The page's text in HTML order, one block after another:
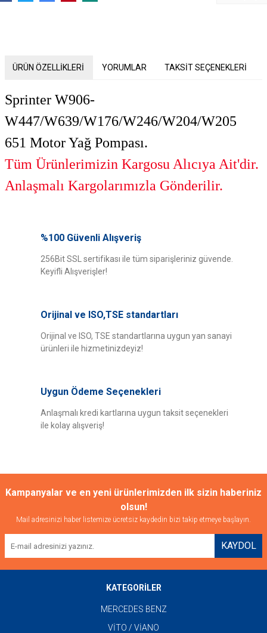
ÜRÜN ÖZELLİKLERİ YORUMLAR TAKSİT SEÇENEKLERİ
Sprinter W906-
W447/W639/W176/W246/W204/W205
651 Motor Yağ Pompası.
Tüm Ürünlerimizin Kargosu Alıcıya Ait'dir.
Anlaşmalı Kargolarımızla Gönderilir.
Bu ürüne ilk yorumu siz yapın!
yetersiz gördüğünüz noktaları öneri formunu kullanarak tarafımıza
iletebilirsiniz.
Görüş ve önerileriniz için teşekkür ederiz.
Ürün bilgilerinde hatalar bulunuyor.
Ürün fiyatı diğer sitelerden daha pahalı.
Bu ürüne benzer farklı alternatifler olmalı.
%100 Güvenli Alışveriş
256Bit SSL sertifikası ile tüm siparişleriniz güvende.
Keyifli Alışverişler!
Orijinal ve ISO,TSE standartları
Orijinal ve ISO, TSE standartlarına uygun yan sanayi
ürünleri ile hizmetinizdeyiz!
Uygun Ödeme Seçenekleri
Anlaşmalı kredi kartlarına uygun taksit seçenekleri
ile kolay alışveriş!
Kampanyalar ve en yeni ürünlerimizden ilk sizin haberiniz
olsun!
Mail adresinizi haber listemize ücretsiz kaydedin bizi takip etmeye başlayın.
KAYDOL
KATEGORİLER
MERCEDES BENZ
VİTO / VİANO